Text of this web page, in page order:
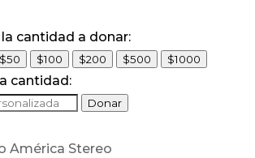
cantidad a donar:
$50 $100 $200 $500 $1000
cantidad:
Donar